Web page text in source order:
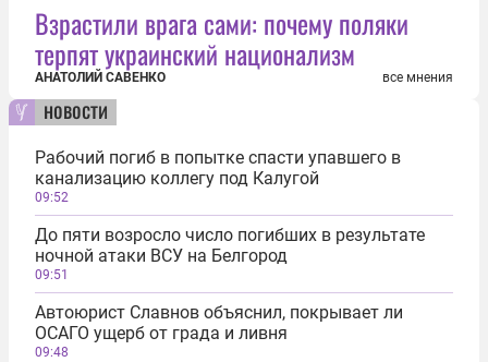
Взрастили врага сами: почему поляки
терпят украинский национализм
АНАТОЛИЙ САВЕНКО все мнения
новости
Рабочий погиб в попытке спасти упавшего в
канализацию коллегу под Калугой
09:52
До пяти возросло число погибших в результате
ночной атаки ВСУ на Белгород
09:51
Автоюрист Славнов объяснил, покрывает ли
ОСАГО ущерб от града и ливня
09:48